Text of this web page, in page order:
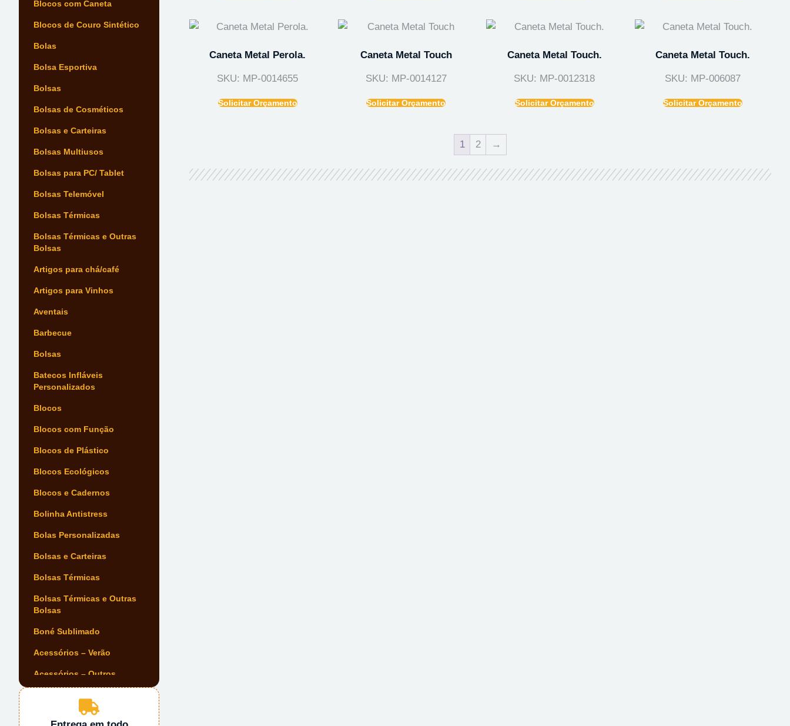
Blocos com Caneta
Blocos de Couro Sintético
Bolas
Bolsa Esportiva
Bolsas
Bolsas de Cosméticos
Bolsas e Carteiras
Bolsas Multiusos
Bolsas para PC/ Tablet
Bolsas Telemóvel
Bolsas Térmicas
Bolsas Térmicas e Outras
Bolsas
Artigos para chá/café
Artigos para Vinhos
Aventais
Barbecue
Bolsas
Batecos Infláveis
Personalizados
Blocos
Blocos com Função
Blocos de Plástico
Blocos Ecológicos
Blocos e Cadernos
Bolinha Antistress
Bolas Personalizadas
Bolsas e Carteiras
Bolsas Térmicas
Bolsas Térmicas e Outras
Bolsas
Boné Sublimado
Acessórios – Verão
Acessórios – Outros
Acessórios de Escrita
Caneta Metal Perola.
SKU: MP-0014655
Solicitar Orçamento
Caneta Metal Touch
SKU: MP-0014127
Solicitar Orçamento
Caneta Metal Touch.
SKU: MP-0012318
Solicitar Orçamento
Caneta Metal Touch.
SKU: MP-006087
Solicitar Orçamento
1 2 →